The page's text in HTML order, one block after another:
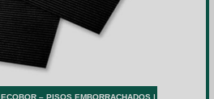
ECOBOR – PISOS EMBORRACHADOS |